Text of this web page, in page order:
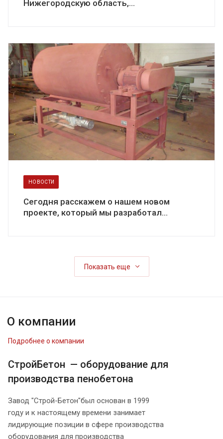
Нижегородскую область,...
НОВОСТИ
Сегодня расскажем о нашем новом
проекте, который мы разработал...
Показать еще
О компании
Подробнее о компании
СтройБетон — оборудование для
производства пенобетона
Завод "Строй-Бетон"был основан в 1999
году и к настоящему времени занимает
лидирующие позиции в сфере производства
оборудования для производства